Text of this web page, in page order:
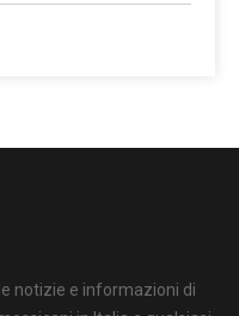
notizie e informazioni di